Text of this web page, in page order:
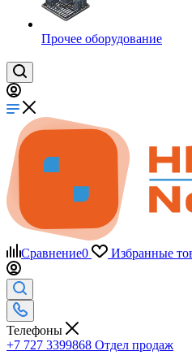
Прочее оборудование
Сравнение0 Избранные
Телефоны
+7 727 3399868 Отдел продаж